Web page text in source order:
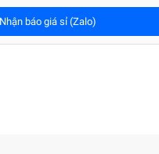
Nhận báo giá sỉ (Zalo)